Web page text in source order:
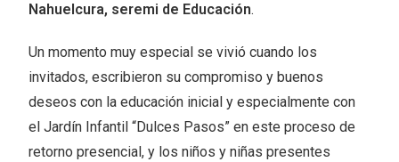
Nahuelcura, seremi de Educación.
Un momento muy especial se vivió cuando los
invitados, escribieron su compromiso y buenos
deseos con la educación inicial y especialmente con
el Jardín Infantil “Dulces Pasos” en este proceso de
retorno presencial, y los niños y niñas presentes